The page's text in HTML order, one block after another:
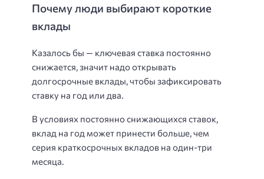
Почему люди выбирают короткие
вклады
Казалось бы — ключевая ставка постоянно
снижается, значит надо открывать
долгосрочные вклады, чтобы зафиксировать
ставку на год или два.
В условиях постоянно снижающихся ставок,
вклад на год может принести больше, чем
серия краткосрочных вкладов на один-три
месяца.